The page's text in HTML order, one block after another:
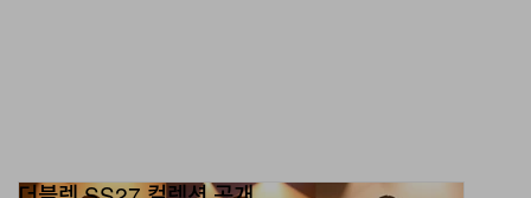
현대인의 일상을 풍자했다.